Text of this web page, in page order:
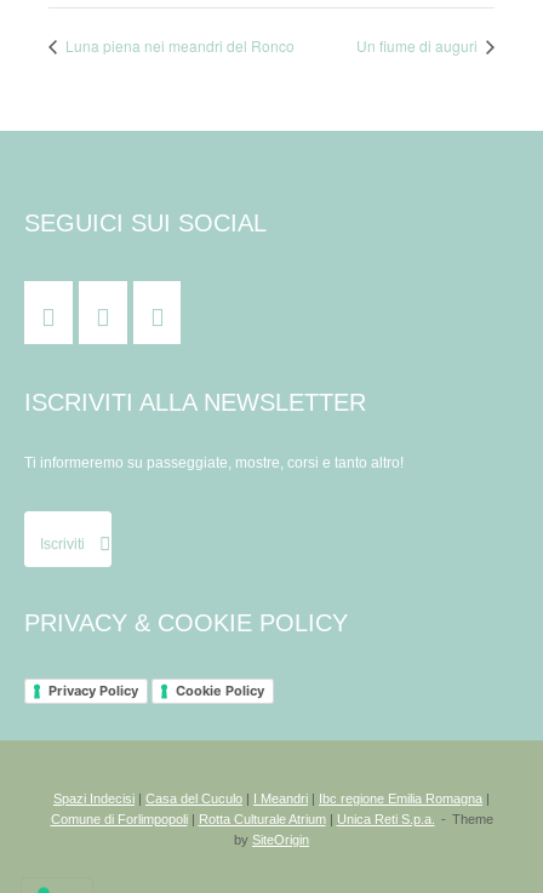
Luna piena nei meandri del Ronco Un fiume di auguri
SEGUICI SUI SOCIAL
ISCRIVITI ALLA NEWSLETTER
Ti informeremo su passeggiate, mostre, corsi e tanto altro!
Iscriviti
PRIVACY & COOKIE POLICY
Privacy Policy Cookie Policy
Spazi Indecisi | Casa del Cuculo | I Meandri | Ibc regione Emilia Romagna |
Comune di Forlimpopoli| Rotta Culturale Atrium| Unica Reti S.p.a.
Theme
by SiteOrigin